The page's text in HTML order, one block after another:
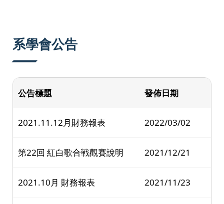
系學會公告
公告標題 發佈日期
2021.11.12月財務報表 2022/03/02
第22回 紅白歌合戦觀賽說明 2021/12/21
2021.10月 財務報表 2021/11/23